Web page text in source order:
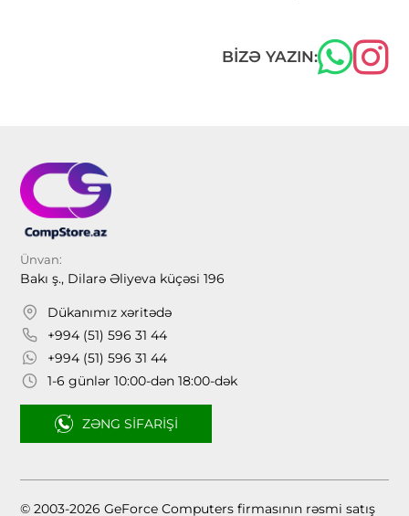
BIZƏ YAZIN:
Ünvan:
Bakı ş., Dilarə Əliyeva küçəsi 196
Dükanımız xəritədə
+994 (51) 596 31 44
+994 (51) 596 31 44
1-6 günlər 10:00-dən 18:00-dək
ZƏNG SIFARIŞI
© 2003-2026 GeForce Computers firmasının rəsmi satış